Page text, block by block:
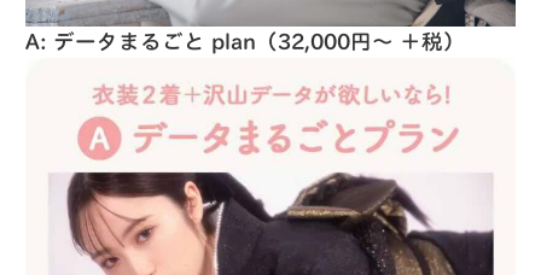
A: データまるごと plan（32,000円〜 ＋税）